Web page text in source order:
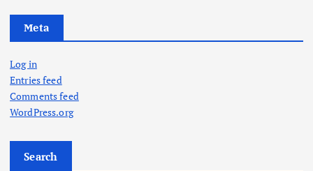
Meta
Log in
Entries feed
Comments feed
WordPress.org
Search